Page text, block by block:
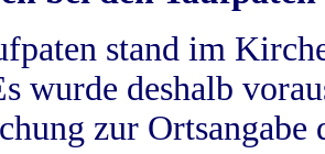
stand im
wurde deshalb
zur